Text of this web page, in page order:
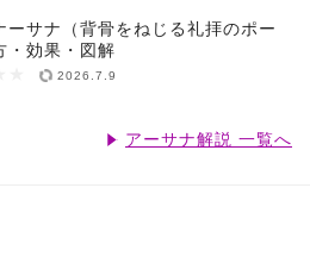
ーサナ（背骨をねじる礼拝のポー
・効果・図解
2026.7.9
アーサナ解説 一覧へ